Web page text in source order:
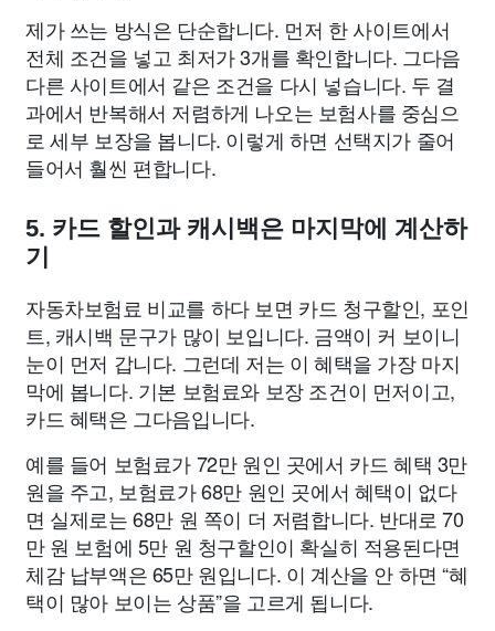
제가 쓰는 방식은 단순합니다. 먼저 한 사이트에서
전체 조건을 넣고 최저가 3개를 확인합니다. 그다음
다른 사이트에서 같은 조건을 다시 넣습니다. 두 결
과에서 반복해서 저렴하게 나오는 보험사를 중심으
로 세부 보장을 봅니다. 이렇게 하면 선택지가 줄어
들어서 훨씬 편합니다.
5. 카드 할인과 캐시백은 마지막에 계산하
기
자동차보험료 비교를 하다 보면 카드 청구할인, 포인
트, 캐시백 문구가 많이 보입니다. 금액이 커 보이니
눈이 먼저 갑니다. 그런데 저는 이 혜택을 가장 마지
막에 봅니다. 기본 보험료와 보장 조건이 먼저이고,
카드 혜택은 그다음입니다.
예를 들어 보험료가 72만 원인 곳에서 카드 혜택 3만
원을 주고, 보험료가 68만 원인 곳에서 혜택이 없다
면 실제로는 68만 원 쪽이 더 저렴합니다. 반대로 70
만 원 보험에 5만 원 청구할인이 확실히 적용된다면
체감 납부액은 65만 원입니다. 이 계산을 안 하면 “혜
택이 많아 보이는 상품”을 고르게 됩니다.